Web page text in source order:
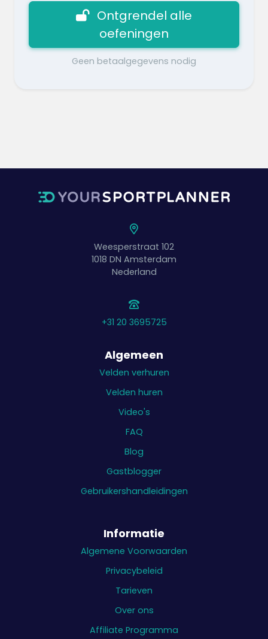
Ontgrendel alle
oefeningen
Geen betaalgegevens nodig
Weesperstraat 102
1018 DN Amsterdam
Nederland
+31 20 3695725
Algemeen
Velden verhuren
Velden huren
Video's
FAQ
Blog
Gastblogger
Gebruikershandleidingen
Informatie
Algemene Voorwaarden
Privacybeleid
Tarieven
Over ons
Affiliate Programma